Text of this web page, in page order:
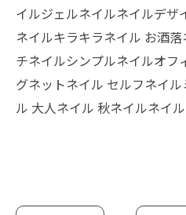
イルジェルネイルネイルデザ
ネイルキラキラネイル お酒
チネイルシンプルネイルオフ
グネットネイル セルフネイ
ル 大人ネイル 秋ネイルネイ